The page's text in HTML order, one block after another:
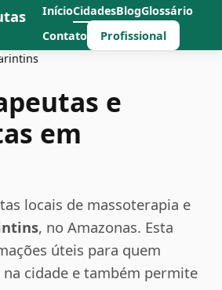
InícioCidadesBlogGlossário
Contato
Profissional
e
em
locais de massoterapia e
, no Amazonas. Esta
úteis para quem
cidade e também permite